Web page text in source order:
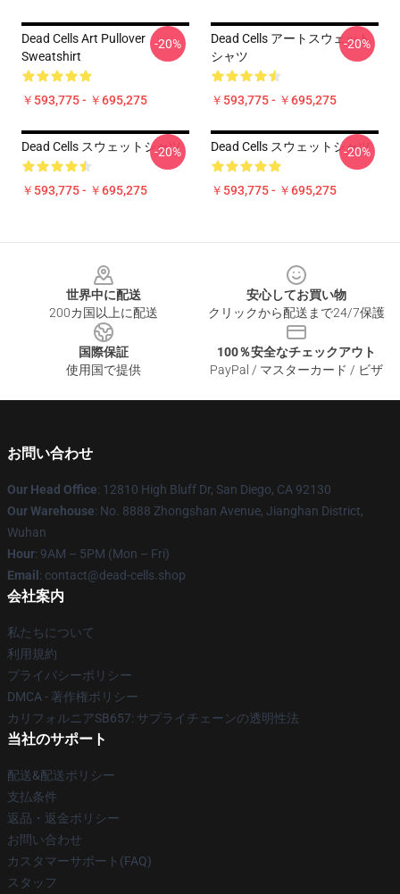
Dead Cells Art Pullover
Sweatshirt
￥593,775 - ￥695,275
-20%
Dead Cells アートスウェット
シャツ
￥593,775 - ￥695,275
-20%
Dead Cells スウェットシャツ
￥593,775 - ￥695,275
-20% Dead Cells スウェットシャツ
￥593,775 - ￥695,275
-20%
世界中に配送
200カ国以上に配送
安心してお買い物
クリックから配送まで24/7保護
国際保証
使用国で提供
100％安全なチェックアウト
PayPal / マスターカード / ビザ
お問い合わせ
Our Head Office: 12810 High Bluff Dr, San Diego, CA 92130
Our Warehouse: No. 8888 Zhongshan Avenue, Jianghan District,
Wuhan
Hour: 9AM – 5PM (Mon – Fri)
Email : contact@dead-cells.shop
会社案内
私たちについて
利用規約
プライバシーポリシー
DMCA - 著作権ポリシー
カリフォルニアSB657: サプライチェーンの透明性法
当社のサポート
配送&配送ポリシー
支払条件
返品・返金ポリシー
お問い合わせ
カスタマーサポート(FAQ)
スタッフ